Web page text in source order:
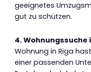
geeignetes
gut zu schützen.
4. Wohnungssuche
Wohnung in Riga
einer passenden